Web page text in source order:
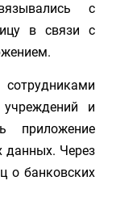
с
в связи с
учреждений и
приложение
данных. Через
о банковских